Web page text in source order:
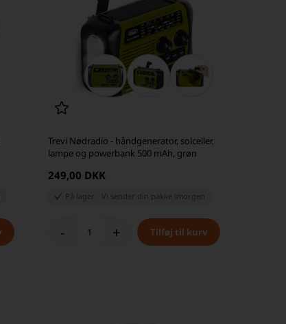
Trevi Nødradio - håndgenerator, solceller,
lampe og powerbank 500 mAh, grøn
249,00 DKK
På lager -Vi sender din pakke imorgen
- +